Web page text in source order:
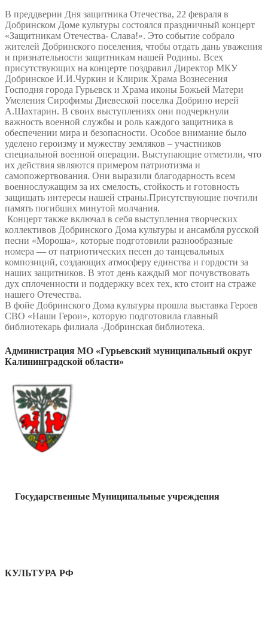
В преддверии Дня защитника Отечества, 22 февраля в
Добринском Доме культуры состоялся праздничный концерт
«Защитникам Отечества- Слава!». Это событие собрало
жителей Добринского поселения, чтобы отдать дань уважения
и признательности защитникам нашей Родины. Всех
присутствующих на концерте поздравил Директор МКУ
Добринское И.И.Чуркин и Клирик Храма Вознесения
Господня города Гурьевск и Храма иконы Божьей Матери
Умеления Сирофимы Диевеской поселка Добрино иерей
А.Шахтарин. В своих выступлениях они подчеркнули
важность военной службы и роль каждого защитника в
обеспечении мира и безопасности. Особое внимание было
уделено героизму и мужеству земляков – участников
специальной военной операции. Выступающие отметили, что
их действия являются примером патриотизма и
самопожертвования. Они выразили благодарность всем
военнослужащим за их смелость, стойкость и готовность
защищать интересы нашей страны.Присутствующие почтили
память погибших минутой молчания.
Концерт также включал в себя выступления творческих
коллективов Добринского Дома культуры и ансамбля русской
песни «Мороша», которые подготовили разнообразные
номера — от патриотических песен до танцевальных
композиций, создающих атмосферу единства и гордости за
наших защитников. В этот день каждый мог почувствовать
дух сплоченности и поддержку всех тех, кто стоит на страже
нашего Отечества.
В фойе Добринского Дома культуры прошла выставка Героев
СВО «Наши Герои», которую подготовила главный
библиотекарь филиала -Добринская библиотека.
Администрация МО «Гурьевский муниципальный округ
Калининградской области»
Государственные Муниципальные учреждения
КУЛЬТУРА РФ